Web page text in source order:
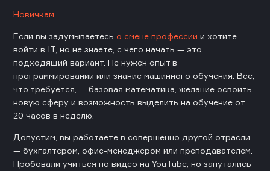
Новичкам
Если вы задумываетесь о смене профессии и хотите
войти в IT, но не знаете, с чего начать — это
подходящий вариант. Не нужен опыт в
программировании или знание машинного обучения. Все,
что требуется, — базовая математика, желание освоить
новую сферу и возможность выделить на обучение от
20 часов в неделю.
Допустим, вы работаете в совершенно другой отрасли
— бухгалтером, офис-менеджером или преподавателем.
Пробовали учиться по видео на YouTube, но запутались